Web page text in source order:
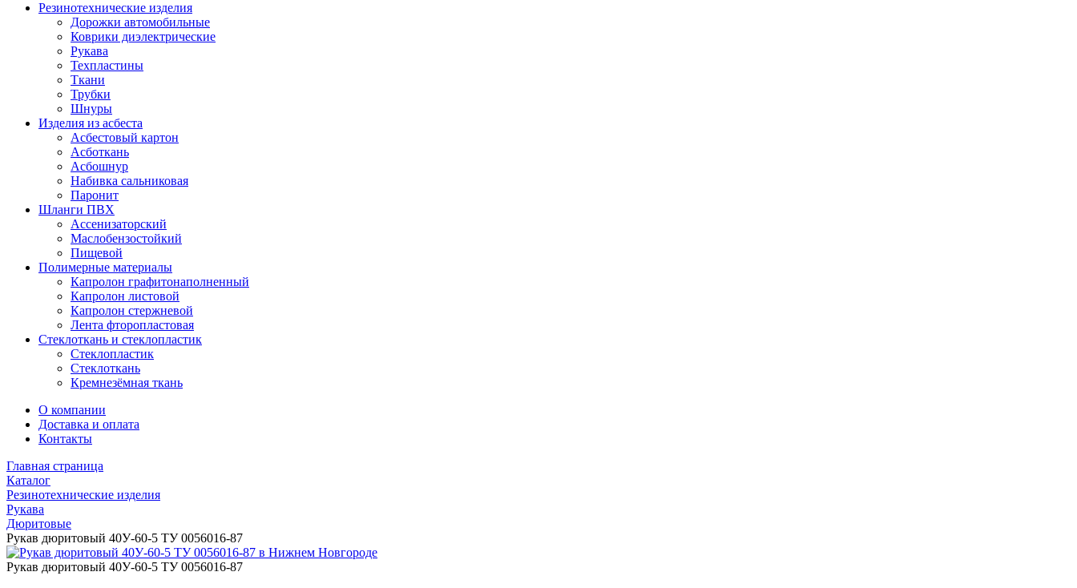
Резинотехнические изделия
Дорожки автомобильные
Коврики диэлектрические
Рукава
Техпластины
Ткани
Трубки
Шнуры
Изделия из асбеста
Асбестовый картон
Асботкань
Асбошнур
Набивка сальниковая
Паронит
Шланги ПВХ
Ассенизаторский
Маслобензостойкий
Пищевой
Полимерные материалы
Капролон графитонаполненный
Капролон листовой
Капролон стержневой
Лента фторопластовая
Стеклоткань и стеклопластик
Стеклопластик
Стеклоткань
Кремнезёмная ткань
О компании
Доставка и оплата
Контакты
Главная страница
Каталог
Резинотехнические изделия
Рукава
Дюритовые
Рукав дюритовый 40У-60-5 ТУ 0056016-87
Рукав дюритовый 40У-60-5 ТУ 0056016-87